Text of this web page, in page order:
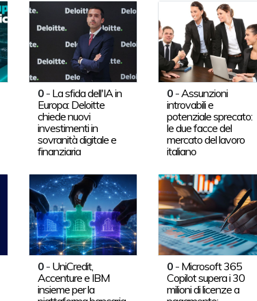
0- La sfida dell'IA in
Europa: Deloitte
chiede nuovi
investimenti in
sovranità digitale e
finanziaria
0 - Assunzioni
introvabili e
potenziale sprecato:
le due facce del
mercato del lavoro
italiano
0- UniCredit,
Accenture e IBM
insieme per la
0 - Microsoft 365
Copilot supera i 30
milioni di licenze a